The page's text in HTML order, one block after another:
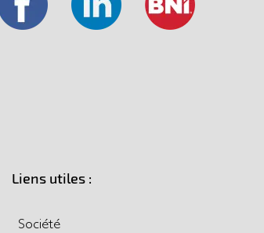
Liens utiles :
Société